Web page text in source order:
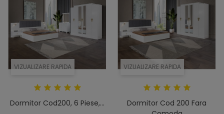
VIZUALIZARE RAPIDA
Dormitor Cod200, 6 Piese,...
VIZUALIZARE RAPIDA
Dormitor Cod 200 Fara